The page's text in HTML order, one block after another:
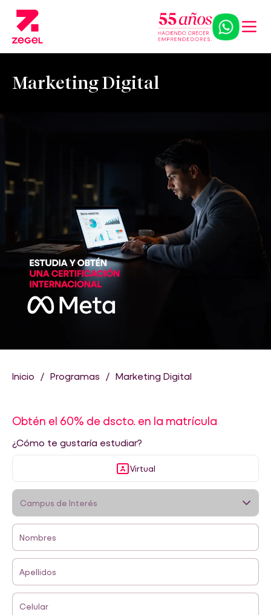
Marketing Digital
Inicio Programas Marketing Digital
Obtén el 60% de dscto. en la matrícula
¿Cómo te gustaría estudiar?
Virtual
Nombres
Apellidos
Celular